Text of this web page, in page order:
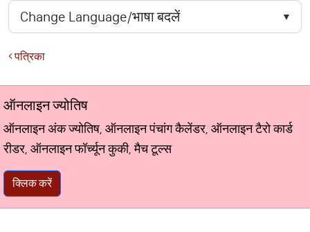
पत्रिका
ऑनलाइन ज्योतिष
ऑनलाइन अंक ज्योतिष, ऑनलाइन पंचांग कैलेंडर, ऑनलाइन टैरो कार्ड
रीडर, ऑनलाइन फॉर्च्यून कुकी, मैच टूल्स
क्लिक करें